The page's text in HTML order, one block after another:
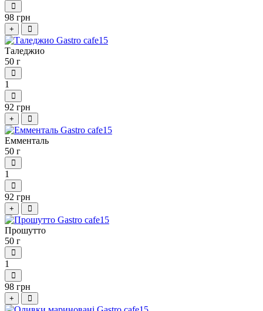
98 грн
+
Таледжио
50 г
1
92 грн
+
Емменталь
50 г
1
92 грн
+
Прошутто
50 г
1
98 грн
+